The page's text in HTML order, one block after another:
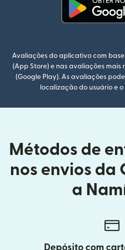
Avaliações do aplicativo com
(App Store) e nas avaliações mais
(Google Play). As avaliações
localização do usuário e
Métodos de
nos envios da
a
Depósito com